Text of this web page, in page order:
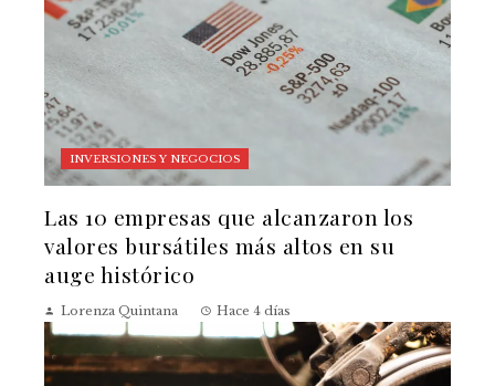
INVERSIONES Y NEGOCIOS
Las 10 empresas que alcanzaron los
valores bursátiles más altos en su
auge histórico
Lorenza Quintana Hace 4 días